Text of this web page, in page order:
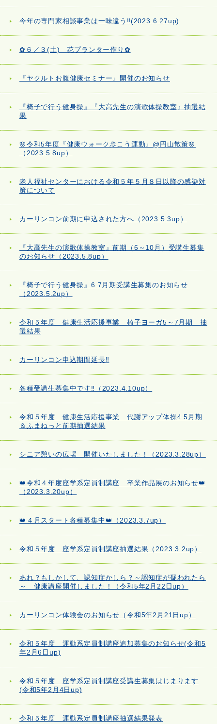
今年の専門家相談事業は一味違う‼(2023.6.27up)
✿６／３(土) 花プランター作り✿
『ヤクルトお腹健康セミナー』開催のお知らせ
『椅子で行う健身操』『大高先生の演歌体操教室』抽選結
果
🌸令和5年度『健康ウォーク歩こう運動』@円山散策🌸
（2023.5.8up）
老人福祉センターにおける令和５年５月８日以降の感染対
策について
カーリンコン前期に申込された方へ（2023.5.3up）
『大高先生の演歌体操教室』前期（6～10月）受講生募集
のお知らせ（2023.5.8up）
『椅子で行う健身操』6.7月期受講生募集のお知らせ
（2023.5.2up）
令和５年度 健康生活応援事業 椅子ヨーガ5～7月期 抽
選結果
カーリンコン申込期間延長‼
各種受講生募集中です‼（2023.4.10up）
令和５年度 健康生活応援事業 代謝アップ体操4.5月期
＆ふまねっと前期抽選結果
シニア憩いの広場 開催いたしました！（2023.3.28up）
👑令和４年度座学系定員制講座 卒業作品展のお知らせ👑
（2023.3.20up）
👑４月スタート各種募集中👑（2023.3.7up）
令和５年度 座学系定員制講座抽選結果（2023.3.2up）
あれ？もしかして、認知症かしら？～認知症が疑われたら
～ 健康講座開催しました！（令和5年2月22日up）
カーリンコン体験会のお知らせ（令和5年2月21日up）
令和５年度 運動系定員制講座追加募集のお知らせ(令和5
年2月6日up)
令和５年度 座学系定員制講座受講生募集はじまります
(令和5年2月4日up)
令和５年度 運動系定員制講座抽選結果発表